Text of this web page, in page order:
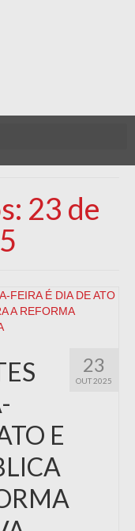
23 de
23
OUT 2025
E